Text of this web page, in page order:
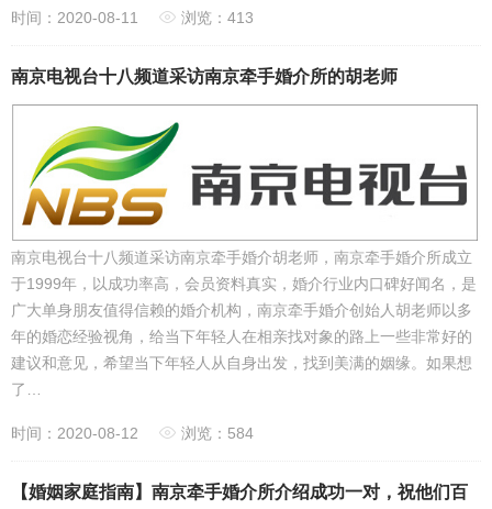
时间：2020-08-11 浏览：413
南京电视台十八频道采访南京牵手婚介所的胡老师
南京电视台十八频道采访南京牵手婚介胡老师，南京牵手婚介所成立
于1999年，以成功率高，会员资料真实，婚介行业内口碑好闻名，是
广大单身朋友值得信赖的婚介机构，南京牵手婚介创始人胡老师以多
年的婚恋经验视角，给当下年轻人在相亲找对象的路上一些非常好的
建议和意见，希望当下年轻人从自身出发，找到美满的姻缘。如果想
了…
时间：2020-08-12 浏览：584
【婚姻家庭指南】南京牵手婚介所介绍成功一对，祝他们百